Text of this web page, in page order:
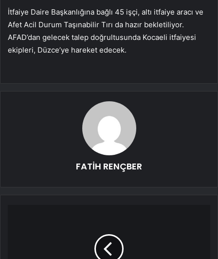
İtfaiye Daire Başkanlığına bağlı 45 işçi, altı itfaiye aracı ve
Afet Acil Durum Taşınabilir Tırı da hazır bekletiliyor.
AFAD’dan gelecek talep doğrultusunda Kocaeli itfaiyesi
ekipleri, Düzce’ye hareket edecek.
FATİH RENÇBER